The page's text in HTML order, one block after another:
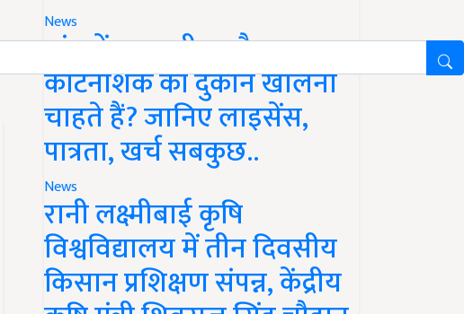
News
गांव में खाद, बीज और
कीटनाशक की दुकान खोलना
चाहते हैं? जानिए लाइसेंस,
पात्रता, खर्च सबकुछ..
News
रानी लक्ष्मीबाई कृषि
विश्वविद्यालय में तीन दिवसीय
किसान प्रशिक्षण संपन्न, केंद्रीय